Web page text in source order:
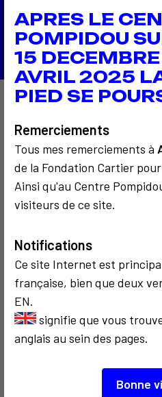
APRES LE
POMPIDOU
15
AVRIL 2025
PIED SE
Remerciements
Tous mes remerciements à
de la Fondation Cartier
Ainsi qu'au Centre
visiteurs de ce site.
Notifications
Ce site Internet est
française, bien que deux
EN.
signifie que vous
anglais au sein des pages.
Bonne
Retour à
SOCIOLOGIQUE
1984
KulturFabrik